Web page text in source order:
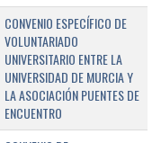
CONVENIO ESPECÍFICO DE
VOLUNTARIADO
UNIVERSITARIO ENTRE LA
UNIVERSIDAD DE MURCIA Y
LA ASOCIACIÓN PUENTES DE
ENCUENTRO